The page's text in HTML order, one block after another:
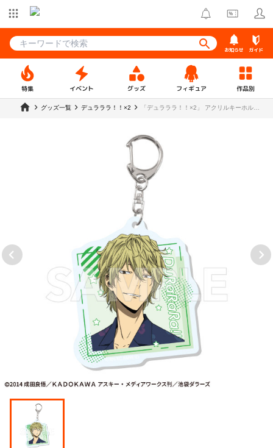
お知らせ ガイド
特集 イベント グッズ フィギュア 作品別
グッズ一覧 デュラララ！！×2
「デュラララ！！×2」 アクリルキーホルダ